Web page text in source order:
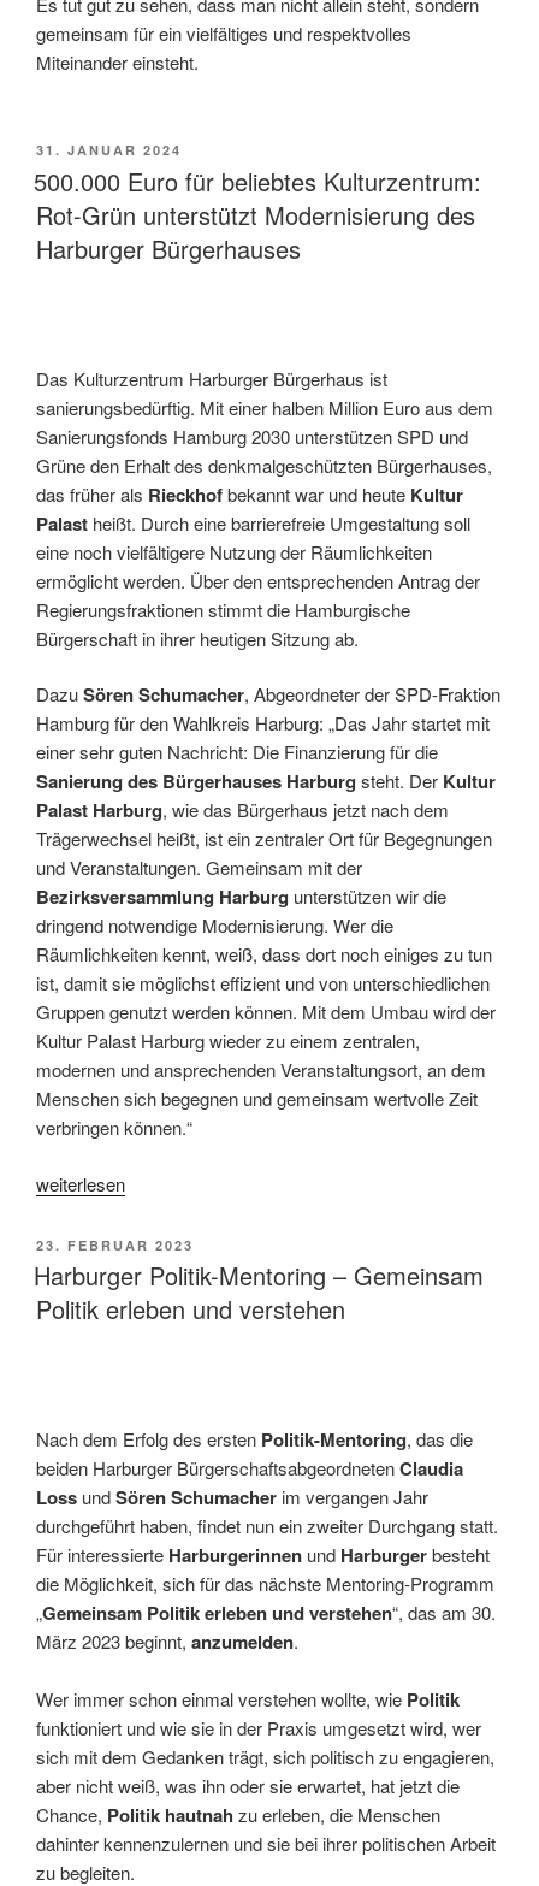
gemeinsam für ein vielfältiges und respektvolles
Miteinander einsteht.
VERÖFFENTLICHT
AM
31. JANUAR 2024
500.000 Euro für beliebtes Kulturzentrum:
Rot-Grün unterstützt Modernisierung des
Harburger Bürgerhauses
Das Kulturzentrum Harburger Bürgerhaus ist
sanierungsbedürftig. Mit einer halben Million Euro aus dem
Sanierungsfonds Hamburg 2030 unterstützen SPD und
Grüne den Erhalt des denkmalgeschützten Bürgerhauses,
das früher als Rieckhofbekannt war und heute Kultur
Palast heißt. Durch eine barrierefreie Umgestaltung soll
eine noch vielfältigere Nutzung der Räumlichkeiten
ermöglicht werden. Über den entsprechenden Antrag der
Regierungsfraktionen stimmt die Hamburgische
Bürgerschaft in ihrer heutigen Sitzung ab.
DazuSören Schumacher, Abgeordneter der SPD-Fraktion
Hamburg für den Wahlkreis Harburg: „Das Jahr startet mit
einer sehr guten Nachricht: Die Finanzierung für die
Sanierung des Bürgerhauses Harburg steht. Der Kultur
Palast Harburg, wie das Bürgerhaus jetzt nach dem
Trägerwechsel heißt, ist ein zentraler Ort für Begegnungen
und Veranstaltungen. Gemeinsam mit der
Bezirksversammlung Harburg unterstützen wir die
dringend notwendige Modernisierung. Wer die
Räumlichkeiten kennt, weiß, dass dort noch einiges zu tun
ist, damit sie möglichst effizient und von unterschiedlichen
Gruppen genutzt werden können. Mit dem Umbau wird der
Kultur Palast Harburg wieder zu einem zentralen,
modernen und ansprechenden Veranstaltungsort, an dem
Menschen sich begegnen und gemeinsam wertvolle Zeit
verbringen können.“
„500.000
für
beliebtes
Kulturzentrum:
Rot-
des
Harburger
Bürgerhauses“
weiterlesen
VERÖFFENTLICHT
AM
23. FEBRUAR 2023
Harburger Politik-Mentoring – Gemeinsam
Politik erleben und verstehen
Nach dem Erfolg des ersten Politik-Mentoring, das die
beiden Harburger BürgerschaftsabgeordnetenClaudia
Loss undSören Schumacher im vergangen Jahr
durchgeführt haben, findet nun ein zweiter Durchgang statt.
Für interessierte Harburgerinnen und Harburgerbesteht
die Möglichkeit, sich für das nächste Mentoring-Programm
„Gemeinsam Politik erleben und verstehen“, das am 30.
März 2023 beginnt, anzumelden.
Wer immer schon einmal verstehen wollte, wie Politik
funktioniert und wie sie in der Praxis umgesetzt wird, wer
sich mit dem Gedanken trägt, sich politisch zu engagieren,
aber nicht weiß, was ihn oder sie erwartet, hat jetzt die
Chance, Politik hautnah zu erleben, die Menschen
dahinter kennenzulernen und sie bei ihrer politischen Arbeit
zu begleiten.